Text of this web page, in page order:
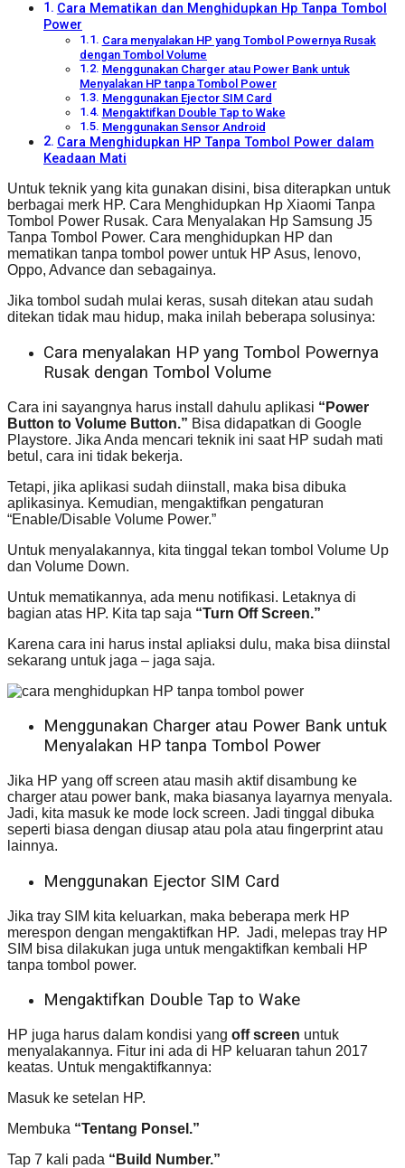
Cara Mematikan dan Menghidupkan Hp Tanpa Tombol
Power
Cara menyalakan HP yang Tombol Powernya Rusak
dengan Tombol Volume
Menggunakan Charger atau Power Bank untuk
Menyalakan HP tanpa Tombol Power
Menggunakan Ejector SIM Card
Mengaktifkan Double Tap to Wake
Menggunakan Sensor Android
Cara Menghidupkan HP Tanpa Tombol Power dalam
Keadaan Mati
Untuk teknik yang kita gunakan disini, bisa diterapkan untuk
berbagai merk HP. Cara Menghidupkan Hp Xiaomi Tanpa
Tombol Power Rusak. Cara Menyalakan Hp Samsung J5
Tanpa Tombol Power. Cara menghidupkan HP dan
mematikan tanpa tombol power untuk HP Asus, lenovo,
Oppo, Advance dan sebagainya.
Jika tombol sudah mulai keras, susah ditekan atau sudah
ditekan tidak mau hidup, maka inilah beberapa solusinya:
Cara menyalakan HP yang Tombol Powernya
Rusak dengan Tombol Volume
Cara ini sayangnya harus install dahulu aplikasi “Power
Button to Volume Button.” Bisa didapatkan di Google
Playstore. Jika Anda mencari teknik ini saat HP sudah mati
betul, cara ini tidak bekerja.
Tetapi, jika aplikasi sudah diinstall, maka bisa dibuka
aplikasinya. Kemudian, mengaktifkan pengaturan
“Enable/Disable Volume Power.”
Untuk menyalakannya, kita tinggal tekan tombol Volume Up
dan Volume Down.
Untuk mematikannya, ada menu notifikasi. Letaknya di
bagian atas HP. Kita tap saja “Turn Off Screen.”
Karena cara ini harus instal apliaksi dulu, maka bisa diinstal
sekarang untuk jaga – jaga saja.
Menggunakan Charger atau Power Bank untuk
Menyalakan HP tanpa Tombol Power
Jika HP yang off screen atau masih aktif disambung ke
charger atau power bank, maka biasanya layarnya menyala.
Jadi, kita masuk ke mode lock screen. Jadi tinggal dibuka
seperti biasa dengan diusap atau pola atau fingerprint atau
lainnya.
Menggunakan Ejector SIM Card
Jika tray SIM kita keluarkan, maka beberapa merk HP
merespon dengan mengaktifkan HP. Jadi, melepas tray HP
SIM bisa dilakukan juga untuk mengaktifkan kembali HP
tanpa tombol power.
Mengaktifkan Double Tap to Wake
HP juga harus dalam kondisi yang off screen untuk
menyalakannya. Fitur ini ada di HP keluaran tahun 2017
keatas. Untuk mengaktifkannya:
Masuk ke setelan HP.
Membuka “Tentang Ponsel.”
Tap 7 kali pada “Build Number.”